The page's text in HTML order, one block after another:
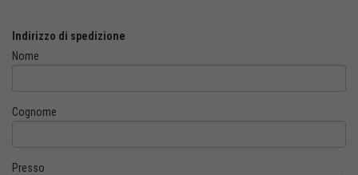
Indirizzo di spedizione
Nome
Cognome
Presso